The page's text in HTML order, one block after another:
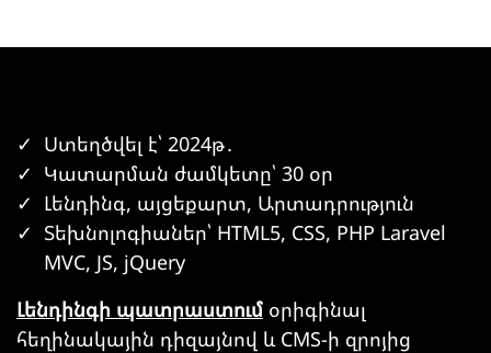
Ստեղծվել է՝ 2024թ․
Կատարման ժամկետը՝ 30 օր
Լենդինգ, այցեքարտ, Արտադրություն
Տեխնոլոգիաներ՝ HTML5, CSS, PHP Laravel
MVC, JS, jQuery
Լենդինգի պատրաստում օրիգինալ
հեղինակային դիզայնով և CMS-ի զրոյից